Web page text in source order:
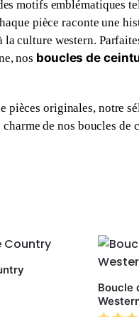
motifs emblématiques
pièce raconte une
la culture western.
nos boucles de
pièces originales, notre
de nos boucles de
Boucle